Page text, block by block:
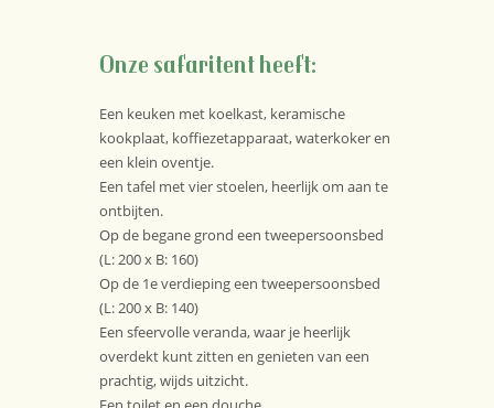
Onze safaritent heeft:
Een keuken met koelkast, keramische
kookplaat, koffiezetapparaat, waterkoker en
een klein oventje.
Een tafel met vier stoelen, heerlijk om aan te
ontbijten.
Op de begane grond een tweepersoonsbed
(L: 200 x B: 160)
Op de 1e verdieping een tweepersoonsbed
(L: 200 x B: 140)
Een sfeervolle veranda, waar je heerlijk
overdekt kunt zitten en genieten van een
prachtig, wijds uitzicht.